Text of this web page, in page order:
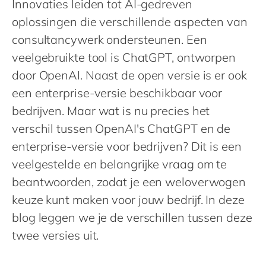
Philippines
Singapore
Switzerland
UK & Ireland
USA & Canada
Innovaties leiden tot AI-gedreven
oplossingen die verschillende aspecten van
consultancywerk ondersteunen. Een
veelgebruikte tool is ChatGPT, ontworpen
door OpenAI. Naast de open versie is er ook
een enterprise-versie beschikbaar voor
bedrijven. Maar wat is nu precies het
verschil tussen OpenAI's ChatGPT en de
enterprise-versie voor bedrijven? Dit is een
veelgestelde en belangrijke vraag om te
beantwoorden, zodat je een weloverwogen
keuze kunt maken voor jouw bedrijf. In deze
blog leggen we je de verschillen tussen deze
twee versies uit.